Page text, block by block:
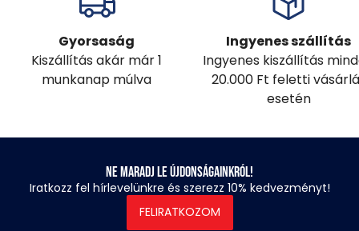
Gyorsaság
Kiszállítás akár már 1
munkanap múlva
Ingyenes szállítás
Ingyenes kiszállítás
20.000 Ft feletti
esetén
Ne maradj le újdonságainkról!
Iratkozz fel hírlevelünkre és szerezz 10% kedvezményt!
FELIRATKOZOM